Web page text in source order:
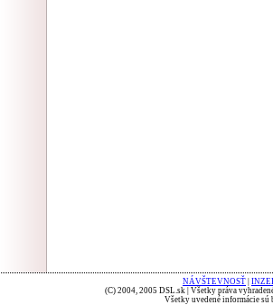
NÁVŠTEVNOSŤ
(C) 2004, 2005 DSL.sk | Všetky práva
Všetky uvedené informácie sú